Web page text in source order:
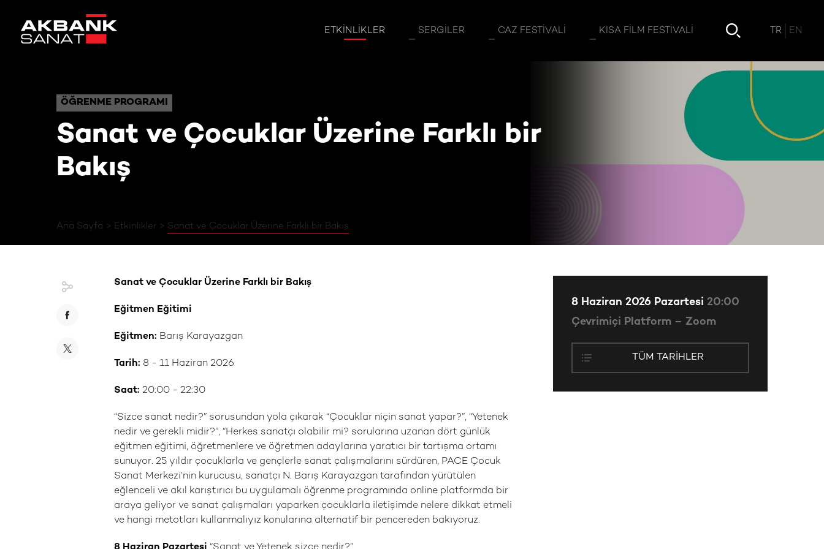
ETKINLIKLER SERGILER CAZ FESTIVALI KISA FILM FESTIVALI TR EN
ÖĞRENME PROGRAMI
Sanat ve Çocuklar Üzerine Farklı bir
Bakış
Ana Sayfa Etkinlikler Sanat ve Çocuklar Üzerine Farklı bir Bakış
ÖĞRENME PROGRAMI
Sanat ve Çocuklar Üzerine Farklı bir Bakış
Eğitmen Eğitimi
Eğitmen: Barış Karayazgan
Tarih: 8 - 11 Haziran 2026
Saat: 20:00 - 22:30
“Sizce sanat nedir?” sorusundan yola çıkarak “Çocuklar niçin sanat yapar?”, “Yetenek
nedir ve gerekli midir?”, “Herkes sanatçı olabilir mi? sorularına uzanan dört günlük
eğitmen eğitimi, öğretmenlere ve öğretmen adaylarına yaratıcı bir tartışma ortamı
sunuyor. 25 yıldır çocuklarla ve gençlerle sanat çalışmalarını sürdüren, PACE Çocuk
Sanat Merkezi’nin kurucusu, sanatçı N. Barış Karayazgan tarafından yürütülen
eğlenceli ve akıl karıştırıcı bu uygulamalı öğrenme programında online platformda bir
araya geliyor ve sanat çalışmaları yaparken çocuklarla iletişimde nelere dikkat etmeli
ve hangi metotları kullanmalıyız konularına alternatif bir pencereden bakıyoruz.
8 Haziran 2026 Pazartesi 20:00
Çevrimiçi Platform – Zoom
TÜM TARIHLER